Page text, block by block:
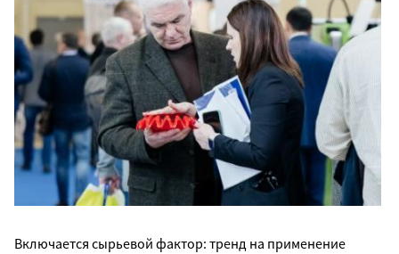
Включается сырьевой фактор: тренд на применение